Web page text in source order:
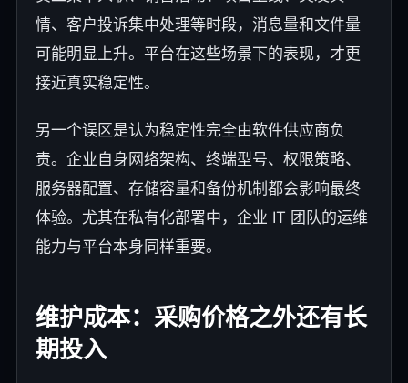
情、客户投诉集中处理等时段，消息量和文件量
可能明显上升。平台在这些场景下的表现，才更
接近真实稳定性。
另一个误区是认为稳定性完全由软件供应商负
责。企业自身网络架构、终端型号、权限策略、
服务器配置、存储容量和备份机制都会影响最终
体验。尤其在私有化部署中，企业 IT 团队的运维
能力与平台本身同样重要。
维护成本：采购价格之外还有长
期投入